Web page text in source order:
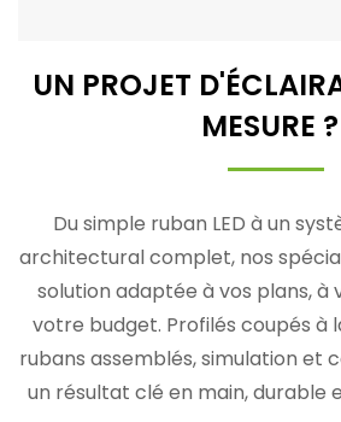
UN PROJET
MESURE ?
Du simple ruban LED à un
architectural complet, nos
solution adaptée à vos plans, à
votre budget. Profilés coupés à
rubans assemblés, simulation et
un résultat clé en main, durable